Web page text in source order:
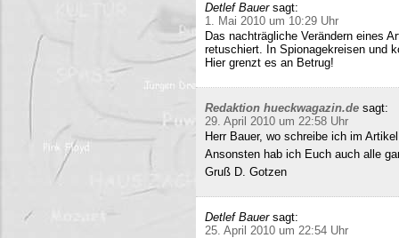
Detlef Bauer sagt:
1. Mai 2010 um 10:29 Uhr
Das nachträgliche Verändern eines
retuschiert. In Spionagekreisen und
Hier grenzt es an Betrug!
Redaktion hueckwagazin.de sagt:
29. April 2010 um 22:58 Uhr
Herr Bauer, wo schreibe ich im
Ansonsten hab ich Euch auch alle
Gruß D. Gotzen
Detlef Bauer sagt:
25. April 2010 um 22:54 Uhr